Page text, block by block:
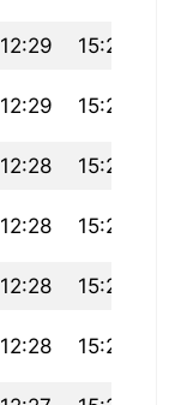
12:29 15:26
12:29 15:26
12:28 15:27
12:28 15:27
12:28 15:27
12:28 15:28